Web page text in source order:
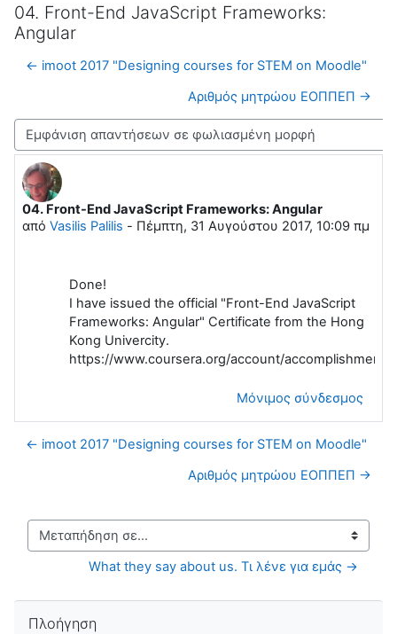
04. Front-End JavaScript Frameworks:
Angular
← imoot 2017 "Designing courses for STEM on Moodle"
Αριθμός μητρώου ΕΟΠΠΕΠ →
Λειτουργία εμφάνισης
04. Front-End JavaScript Frameworks: Angular
από Vasilis Palilis - Πέμπτη, 31 Αυγούστου 2017, 10:09 πμ
Αριθμός απαντήσεων: 0
Done!
I have issued the official "Front-End JavaScript
Frameworks: Angular" Certificate from the Hong
Kong Univercity.
https://www.coursera.org/account/accomplishments/
Μόνιμος σύνδεσμος
← imoot 2017 "Designing courses for STEM on Moodle"
Αριθμός μητρώου ΕΟΠΠΕΠ →
Μεταπήδηση σε...
What they say about us. Τι λένε για εμάς →
Πλοήγηση